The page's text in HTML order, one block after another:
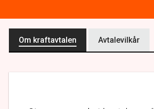
Om kraftavtalen Avtalevilkår